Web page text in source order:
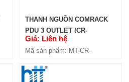
THANH NGUỒN COMRACK
PDU 3 OUTLET (CR-
PDU3C13)
Giá: Liên hệ
Mã sản phẩm: MT-CR-